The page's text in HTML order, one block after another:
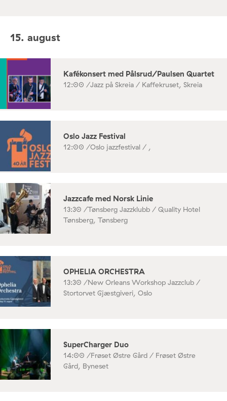
15. august
Kafékonsert med Pålsrud/Paulsen Quartet
12:00 /Jazz på Skreia / Kaffekruset, Skreia
Oslo Jazz Festival
12:00 /Oslo jazzfestival / ,
Jazzcafe med Norsk Linie
13:30 /Tønsberg Jazzklubb / Quality Hotel
Tønsberg, Tønsberg
OPHELIA ORCHESTRA
13:30 /New Orleans Workshop Jazzclub /
Stortorvet Gjæstgiveri, Oslo
SuperCharger Duo
14:00 /Frøset Østre Gård / Frøset Østre
Gård, Byneset